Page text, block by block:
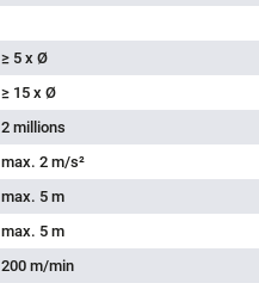
≥ 5 x Ø
≥ 15 x Ø
2 millions
max. 2 m/s²
max. 5 m
max. 5 m
200 m/min